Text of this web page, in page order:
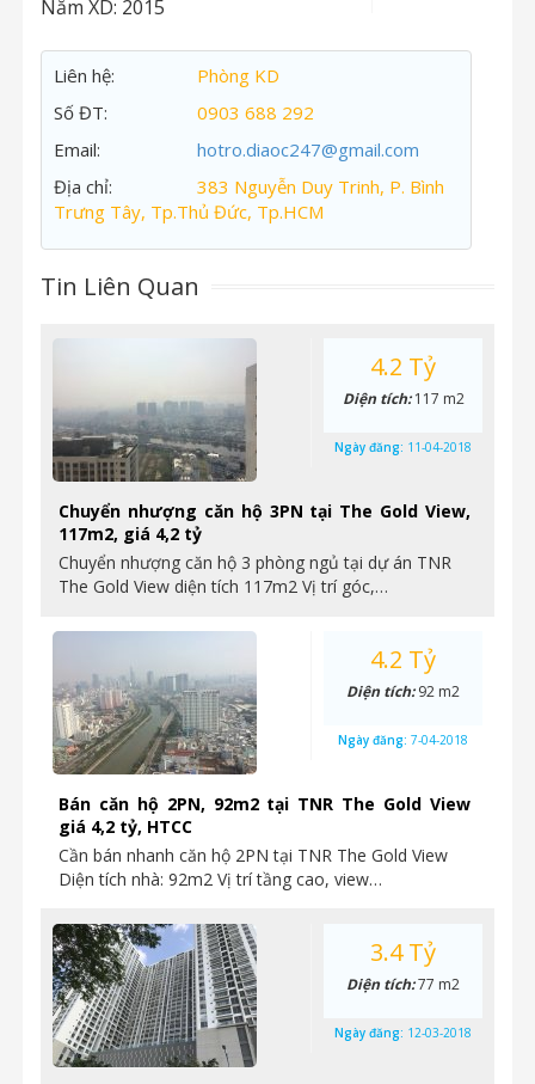
Năm XD: 2015
Liên hệ:
Phòng KD
Số ĐT:
0903 688 292
Email:
hotro.diaoc247@gmail.com
Địa chỉ:
383 Nguyễn Duy Trinh, P. Bình
Trưng Tây, Tp.Thủ Đức, Tp.HCM
Tin Liên Quan
Chuyển nhượng căn hộ 3PN tại The Gold View,
117m2, giá 4,2 tỷ
Chuyển nhượng căn hộ 3 phòng ngủ tại dự án TNR
The Gold View diện tích 117m2 Vị trí góc,…
4.2 Tỷ
Diện tích:117 m2
Ngày đăng: 11-04-2018
Bán căn hộ 2PN, 92m2 tại TNR The Gold View
giá 4,2 tỷ, HTCC
Cần bán nhanh căn hộ 2PN tại TNR The Gold View
Diện tích nhà: 92m2 Vị trí tầng cao, view…
4.2 Tỷ
Diện tích:92 m2
Ngày đăng: 7-04-2018
3.4 Tỷ
Diện tích:77 m2
Ngày đăng: 12-03-2018